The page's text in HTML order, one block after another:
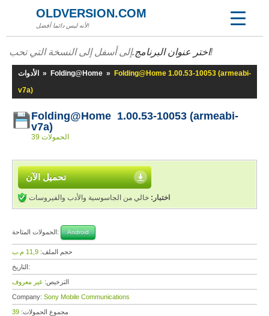
OLDVERSION.COM
لأنه ليس دائما أفضل!
اختر عنوان البرنامج.إلى أسفل إلى النسخة التي تحب!
الأدوات » Folding@Home »
Folding@Home 1.00.53-10053 (armeabi-
v7a)
Folding@Home 1.00.53-10053 (armeabi-
v7a)
39 الحمولات
تحميل الآن
اختبار: خالي من الجاسوسية والأدب والفيروسات
الحمولات المتاحة: Android
حجم الملف: 11,9 م.ب
التاريخ:
الترخيص: غير معروف
Company: Sony Mobile Communications
مجموع الحمولات: 39